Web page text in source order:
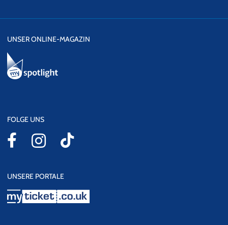
UNSER ONLINE-MAGAZIN
FOLGE UNS
UNSERE PORTALE